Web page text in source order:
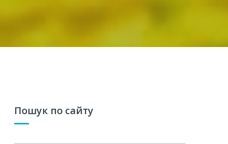
Пошук по сайту